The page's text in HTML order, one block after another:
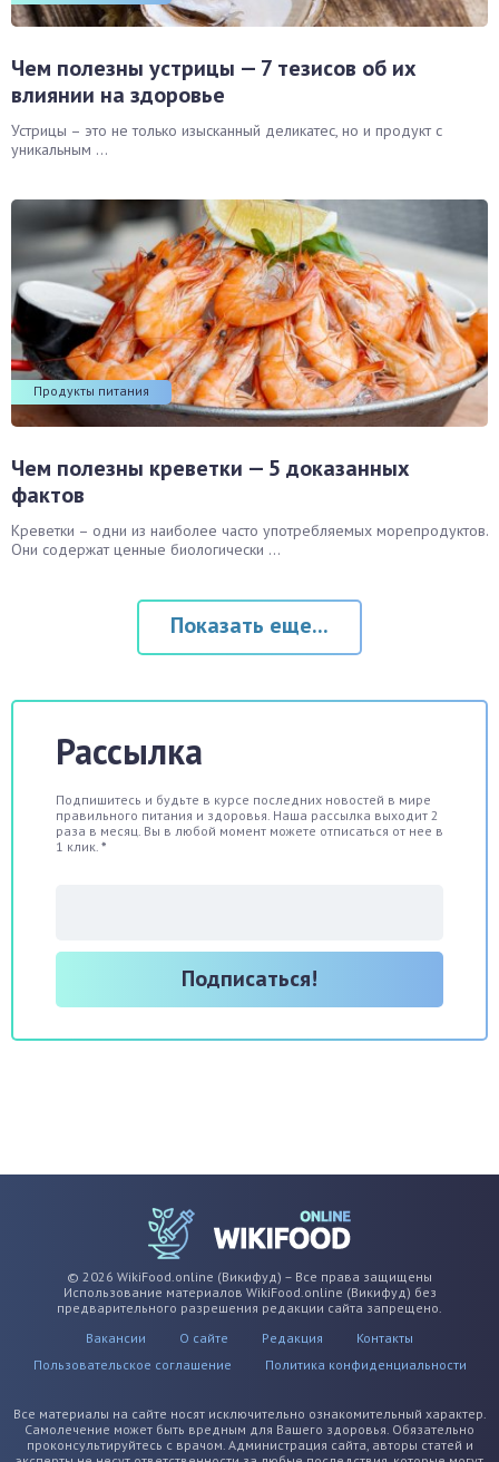
Чем полезны устрицы — 7 тезисов об их
влиянии на здоровье
Устрицы – это не только изысканный деликатес, но и продукт с
уникальным ...
Продукты питания
Чем полезны креветки — 5 доказанных
фактов
Креветки – одни из наиболее часто употребляемых морепродуктов.
Они содержат ценные биологически ...
Показать еще...
Рассылка
Подпишитесь и будьте в курсе последних новостей в мире
правильного питания и здоровья. Наша рассылка выходит 2
раза в месяц. Вы в любой момент можете отписаться от нее в
1 клик. *
© 2026 WikiFood.online (Викифуд) – Все права защищены
Использование материалов WikiFood.online (Викифуд) без
предварительного разрешения редакции сайта запрещено.
Вакансии
О сайте Редакция
Контакты
Пользовательское соглашение
Политика конфиденциальности
Все материалы на сайте носят исключительно ознакомительный характер.
Самолечение может быть вредным для Вашего здоровья. Обязательно
проконсультируйтесь с врачом. Администрация сайта, авторы статей и